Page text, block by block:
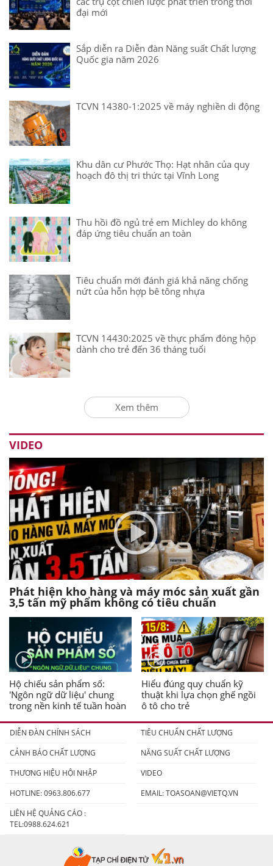
đại mới
Sắp diễn ra Diễn đàn Năng suất Chất lượng
Quốc gia năm 2026
TCVN 14380-1:2025 về máy nghiền di động
Khu dân cư Phước Thọ: Hạt nhân của quy
hoạch đô thị tri thức tại Vĩnh Long
Thu hồi đồ ngủ trẻ em Michley do không
đáp ứng tiêu chuẩn an toàn
Tiêu chuẩn mới đánh giá khả năng chống
nứt của hỗn hợp bê tông nhựa
TCVN 14430:2025 về thực phẩm đóng hộp
dành cho trẻ đến 36 tháng tuổi
Xem thêm
VIDEO
Phát hiện kho hàng và máy móc sản xuất gần
3,5 tấn mỹ phẩm không có tiêu chuẩn
Hộ chiếu sản phẩm số:
'Ngôn ngữ dữ liệu' chung
trong nền kinh tế tuần hoàn
Hiểu đúng quy chuẩn kỹ
thuật khi lựa chọn ghế ngồi
ô tô cho trẻ
DIỄN ĐÀN CHÍNH SÁCH
TIÊU CHUẨN CHẤT LƯỢNG
CẢNH BÁO CHẤT LƯỢNG
NĂNG SUẤT CHẤT LƯỢNG
THƯƠNG HIỆU HỘI NHẬP
VIDEO
HOTLINE: 0963.806.677
EMAIL:TOASOAN@VIETQ.VN
LIÊN HỆ QUẢNG CÁO :
TEL:0988.624.621